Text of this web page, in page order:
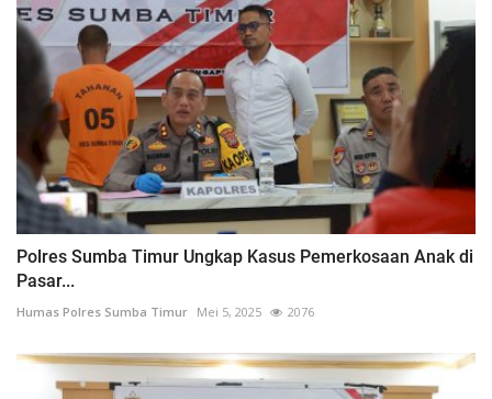
Polres Sumba Timur Ungkap Kasus Pemerkosaan Anak di
Pasar...
Humas Polres Sumba Timur Mei 5, 2025 2076